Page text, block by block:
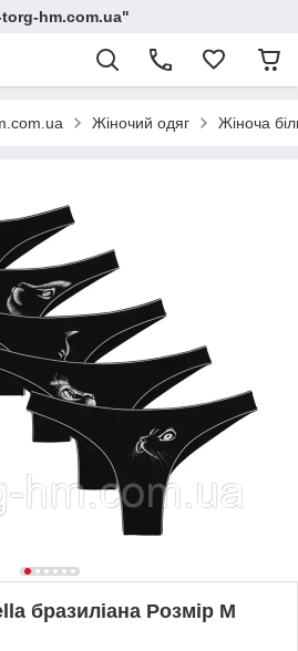
torg-hm.com.ua"
Жіночий одяг Жіноча
бразиліана Розмір M